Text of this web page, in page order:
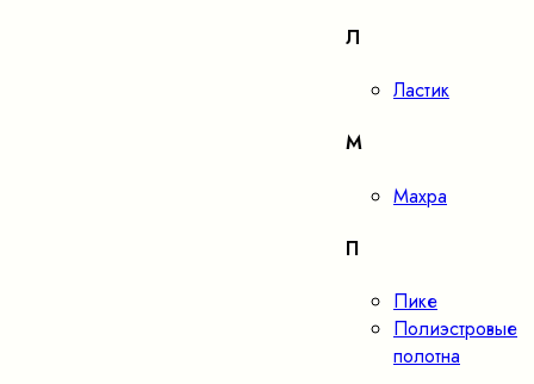
Л
Ластик
М
Махра
П
Пике
Полиэстровые
полотна